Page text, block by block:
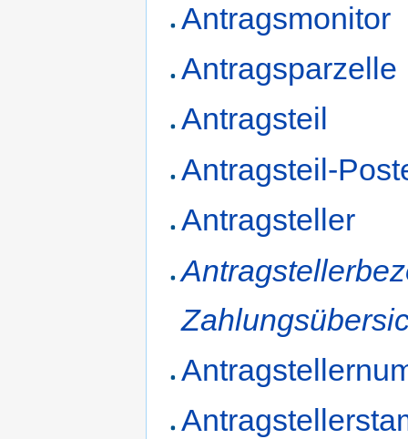
Antragsmonitor
Antragsparzelle
Antragsteil
Antragsteil-
Antragsteller